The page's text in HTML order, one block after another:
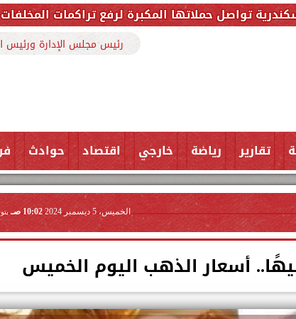
لرفع تراكمات المخلفات بشارع ملك حفني وتزيل 150 طنًا من
رئيس مجلس الإدارة ورئيس
تقارير رياضة خارجي اقتصاد حوادث
الخميس، 5 ديسمبر 2024 10:02 صـ